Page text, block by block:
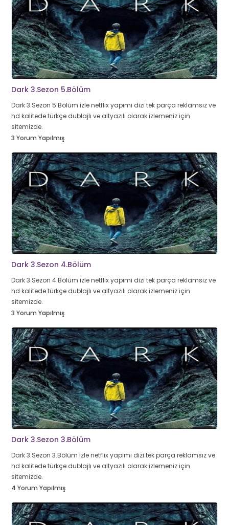
Dark 3.Sezon 5.Bölüm
Dark 3.Sezon 5.Bölüm izle netflix yapımı dizi tek parça reklamsız ve
hd kalitede türkçe dublajlı ve altyazılı olarak izlemeniz için
sitemizde.
3 Yorum Yapılmış
Dark 3.Sezon 4.Bölüm
Dark 3.Sezon 4.Bölüm izle netflix yapımı dizi tek parça reklamsız ve
hd kalitede türkçe dublajlı ve altyazılı olarak izlemeniz için
sitemizde.
3 Yorum Yapılmış
Dark 3.Sezon 3.Bölüm
Dark 3.Sezon 3.Bölüm izle netflix yapımı dizi tek parça reklamsız ve
hd kalitede türkçe dublajlı ve altyazılı olarak izlemeniz için
sitemizde.
4 Yorum Yapılmış